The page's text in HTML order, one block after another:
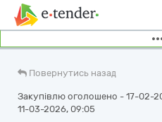
Повернутись назад
Закупівлю оголошено - 17-02-
11-03-2026, 09:05